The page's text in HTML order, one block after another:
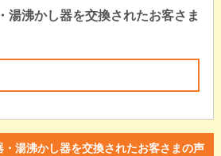
湯沸かし器を交換されたお客さま
湯沸かし器を交換されたお客さまの声